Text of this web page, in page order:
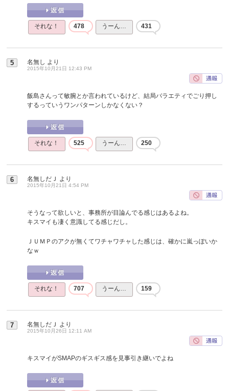
それな！ 478 うーん… 431
5 名無し より
2015年10月21日 12:43 PM
飯島さんって敏腕とか言われているけど、結局バラエティでごり押し
するっていうワンパターンしかなくない？
それな！ 525 うーん… 250
6 名無しだＪ より
2015年10月21日 4:54 PM
そうなって欲しいと、事務所が目論んでる感じはあるよね。
キスマイも凄く意識してる感じだし。
ＪＵＭＰのアクが無くてワチャワチャした感じは、確かに嵐っぽいか
なｗ
それな！ 707 うーん… 159
7 名無しだＪ より
2015年10月26日 12:11 AM
キスマイがSMAPのギスギス感を見事引き継いでよね